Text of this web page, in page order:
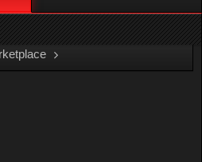
เอียดเพิ่มเติม คลิกที่นี่